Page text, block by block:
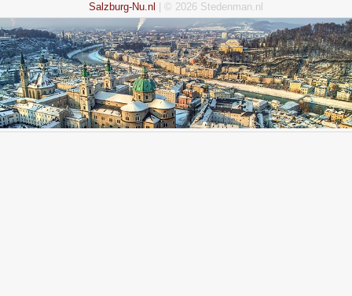
Salzburg-Nu.nl | © 2026 Stedenman.nl